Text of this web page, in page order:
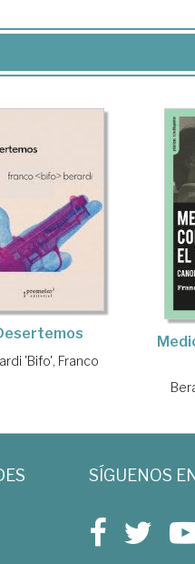
'Bifo', Franco
SÍGUENOS EN